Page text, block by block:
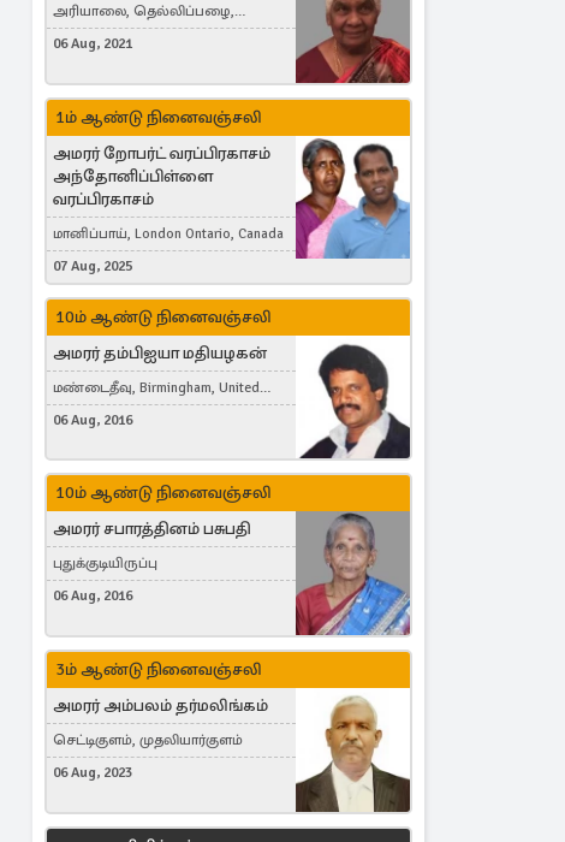
அரியாலை, தெல்லிப்பழை,
Montreal, Canada
06 Aug, 2021
1ம் ஆண்டு நினைவஞ்சலி
அமரர் றோபர்ட் வரப்பிரகாசம்
அந்தோனிப்பிள்ளை
வரப்பிரகாசம்
மானிப்பாய், London Ontario, Canada
07 Aug, 2025
10ம் ஆண்டு நினைவஞ்சலி
அமரர் தம்பிஐயா மதியழகன்
மண்டைதீவு, Birmingham, United
Kingdom
06 Aug, 2016
10ம் ஆண்டு நினைவஞ்சலி
அமரர் சபாரத்தினம் பசுபதி
புதுக்குடியிருப்பு
06 Aug, 2016
3ம் ஆண்டு நினைவஞ்சலி
அமரர் அம்பலம் தர்மலிங்கம்
செட்டிகுளம், முதலியார்குளம்
06 Aug, 2023